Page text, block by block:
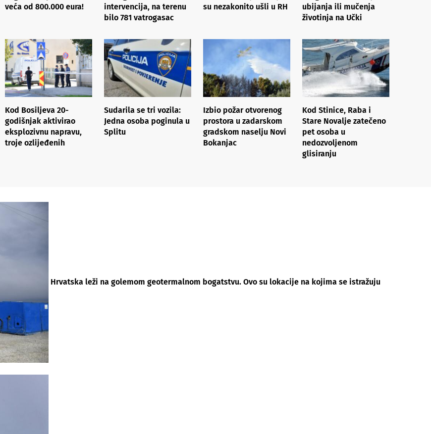
veća od 800.000 eura!
intervencija, na terenu
bilo 781 vatrogasac
su nezakonito ušli u RH
ubijanja ili mučenja
životinja na Učki
Kod Bosiljeva 20-
godišnjak aktivirao
eksplozivnu napravu,
troje ozlijeđenih
Sudarila se tri vozila:
Jedna osoba poginula u
Splitu
Izbio požar otvorenog
prostora u zadarskom
gradskom naselju Novi
Bokanjac
Kod Stinice, Raba i
Stare Novalje zatečeno
pet osoba u
nedozvoljenom
glisiranju
Hrvatska leži na golemom geotermalnom bogatstvu. Ovo su lokacije na kojima se istražuju